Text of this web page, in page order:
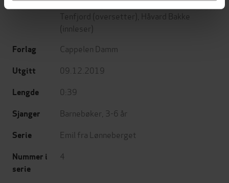
Forfattere Astrid Lindgren(forfatter),Jo Giæver
Tenfjord (oversetter), Håvard Bakke
(innleser)
Forlag Cappelen Damm
Utgitt 09.12.2019
Lengde 0:39
Sjanger Barnebøker 3-6 år
Serie Emil fra Lønneberget
Nummer i
serie
4